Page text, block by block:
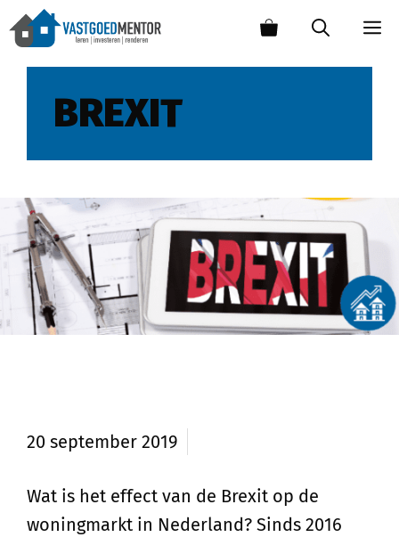
BREXIT
20 september 2019
Wat is het effect van de Brexit op de
woningmarkt in Nederland? Sinds 2016